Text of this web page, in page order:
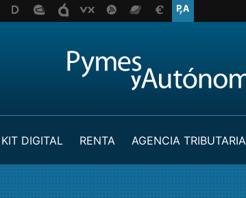
KIT DIGITAL RENTA AGENCIA TRIBUTARIA